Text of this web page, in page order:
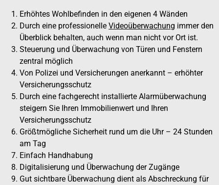
Erhöhtes Wohlbefinden in den eigenen 4 Wänden
Durch eine professionelle Videoüberwachung immer den
Überblick behalten, auch wenn man nicht vor Ort ist.
Steuerung und Überwachung von Türen und Fenstern
zentral möglich
Von Polizei und Versicherungen anerkannt – erhöhter
Versicherungsschutz
Durch eine fachgerecht installierte Alarmüberwachung
steigern Sie Ihren Immobilienwert und Ihren
Versicherungsschutz
Größtmögliche Sicherheit rund um die Uhr – 24 Stunden
am Tag
Einfach Handhabung
Digitalisierung und Überwachung der Zugänge
Gut sichtbare Überwachung dient als Abschreckung für